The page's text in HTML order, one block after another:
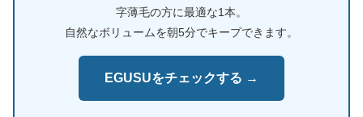
字薄毛の方に最適な1本。
自然なボリュームを朝5分でキープできます。
EGUSUをチェックする →